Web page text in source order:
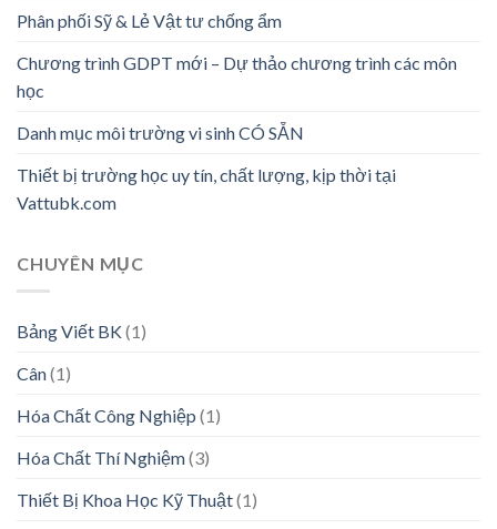
Phân phối Sỹ & Lẻ Vật tư chống ẩm
Chương trình GDPT mới – Dự thảo chương trình các môn
học
Danh mục môi trường vi sinh CÓ SẴN
Thiết bị trường học uy tín, chất lượng, kịp thời tại
Vattubk.com
CHUYÊN MỤC
Bảng Viết BK(1)
Cân(1)
Hóa Chất Công Nghiệp (1)
Hóa Chất Thí Nghiệm(3)
Thiết Bị Khoa Học Kỹ Thuật(1)